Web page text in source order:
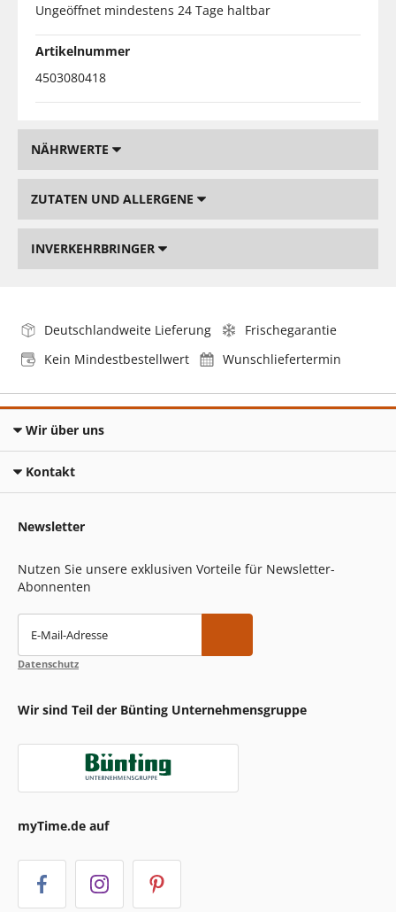
Ungeöffnet mindestens 24 Tage haltbar
Artikelnummer
4503080418
NÄHRWERTE
ZUTATEN UND ALLERGENE
INVERKEHRBRINGER
Deutschlandweite Lieferung
Frischegarantie
Kein Mindestbestellwert
Wunschliefertermin
Wir über uns
Kontakt
Newsletter
Nutzen Sie unsere exklusiven Vorteile für Newsletter-
Abonnenten
E-Mail-Adresse
Datenschutz
Wir sind Teil der Bünting Unternehmensgruppe
myTime.de auf